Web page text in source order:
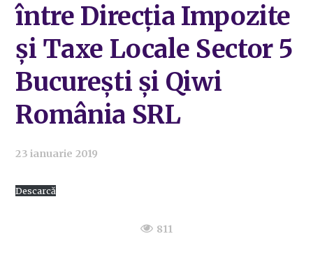
între Direcția Impozite
și Taxe Locale Sector 5
București și Qiwi
România SRL
23 ianuarie 2019
Descarcă
811